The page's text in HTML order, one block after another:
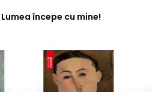
începe cu mine!